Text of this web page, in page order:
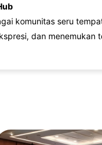
komunitas seru
dan menemukan